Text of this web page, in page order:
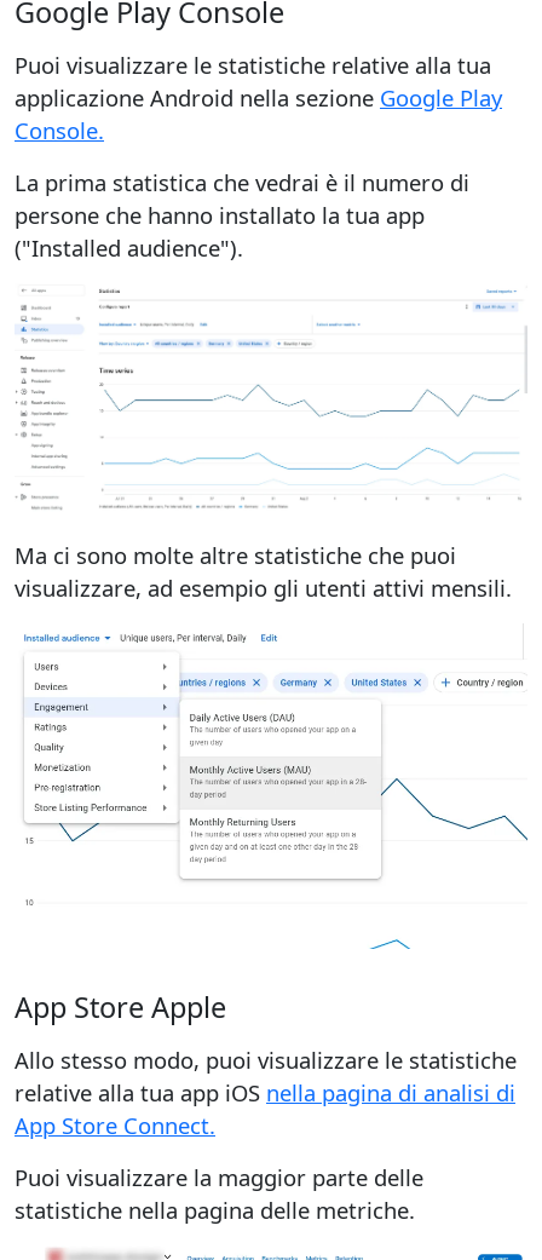
Google Play Console
Puoi visualizzare le statistiche relative alla tua
applicazione Android nella sezione Google Play
Console.
La prima statistica che vedrai è il numero di
persone che hanno installato la tua app
("Installed audience").
Ma ci sono molte altre statistiche che puoi
visualizzare, ad esempio gli utenti attivi mensili.
App Store Apple
Allo stesso modo, puoi visualizzare le statistiche
relative alla tua app iOS nella pagina di analisi di
App Store Connect.
Puoi visualizzare la maggior parte delle
statistiche nella pagina delle metriche.